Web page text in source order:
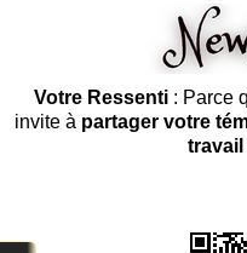
Votre Ressenti: Parce
invite à partager votre